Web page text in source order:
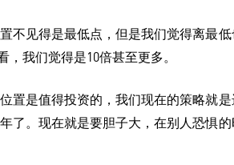
不见得是最低点，但是我们觉得离最
我们觉得是10倍甚至更多。
置是值得投资的，我们现在的策略就
了。现在就是要胆子大，在别人恐惧